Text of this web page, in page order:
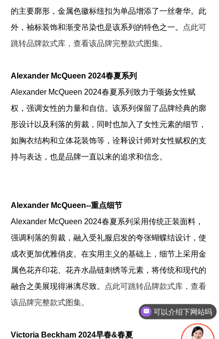
的主要廓形，金属色徽标纽扣为单品增添了一丝奢华。此
外，袖标装饰和渐变吊染也是该系列的特色之一。 点此可
跳转品牌款式库，查看该品牌完整款式图集。
Alexander McQueen 2024春夏系列
Alexander McQueen 2024春夏系列致力于颂扬女性赋
权，强调女性的力量和自信。该系列保留了品牌经典的廓
形设计以及利落的剪裁，同时也加入了女性元素的细节，
如胸衣结构和立体花装饰等，诠释设计师对女性赋权的支
持与表达，也是品牌一直以来的追求和信念。
Alexander McQueen--重点细节
Alexander McQueen 2024春夏系列采用传统正装面料，
强调利落的剪裁，融入受礼服启发的夸张蝴蝶结设计，使
成衣更加优雅俏皮。在实用主义的基础上，细节上采用金
属色花卉印花、花卉水晶链刺绣等元素，将传统和现代的
融合之美展现得淋漓尽致。 点此可跳转品牌款式库，查看
该品牌完整款式图集。
Victoria Beckham 2024早春&春夏
可以介绍下网站吗